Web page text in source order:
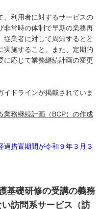
利用者に対するサービスの
非常時の体制で早期の業務再
従業者に対して周知するとと
実施すること。また、定期的
に応じて業務継続計画の変更
ドラインが掲載されていま
業務継続計画（BCP）の作成
措置期間が令和９年３月３
基礎研修の受講の義務
訪問系サービス（訪